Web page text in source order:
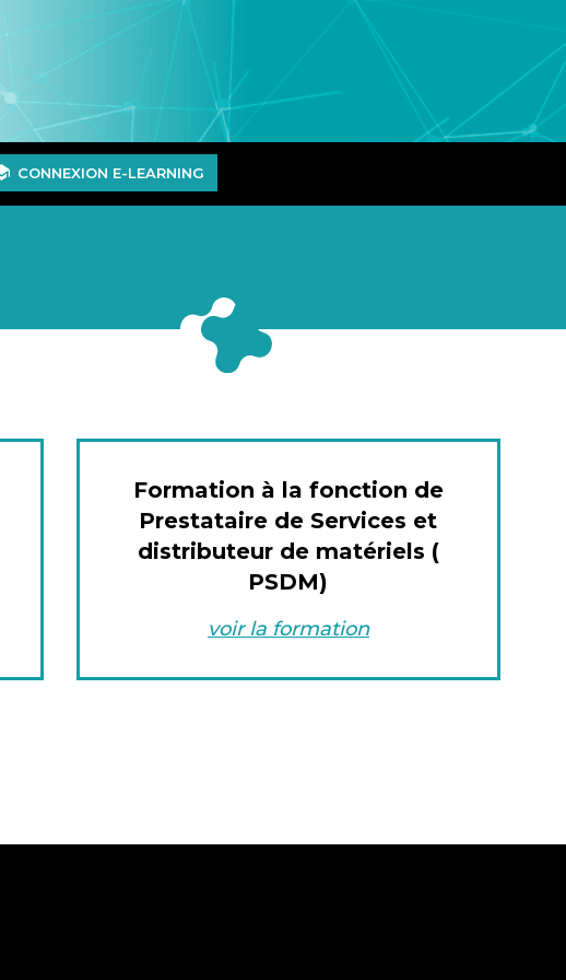
CONNEXION E-LEARNING
Formation à la fonction de
Prestataire de Services et
distributeur de matériels (
PSDM)
voir la formation